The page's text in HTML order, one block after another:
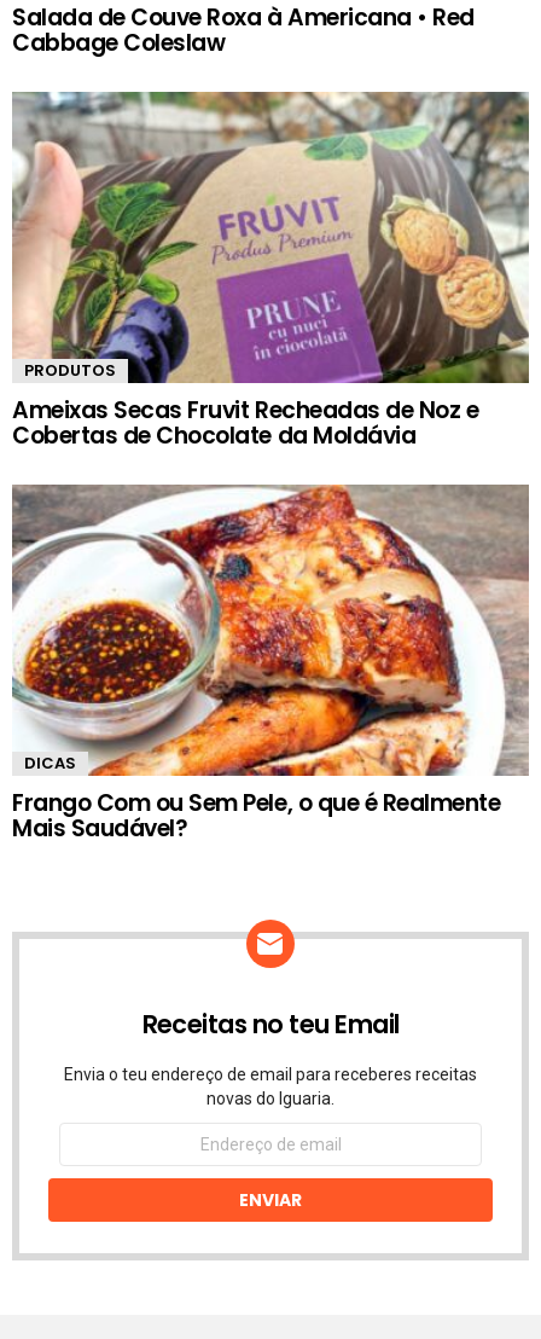
Salada de Couve Roxa à Americana • Red
Cabbage Coleslaw
PRODUTOS
Ameixas Secas Fruvit Recheadas de Noz e
Cobertas de Chocolate da Moldávia
DICAS
Frango Com ou Sem Pele, o que é Realmente
Mais Saudável?
Receitas no teu Email
Envia o teu endereço de email para receberes receitas
novas do Iguaria.
Endereço
email
ENVIAR